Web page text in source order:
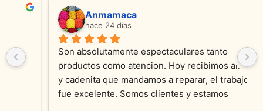
Anmamaca
hace 24 días
Son absolutamente espectaculares tanto
productos como atencion. Hoy recibimos alianza
y cadenita que mandamos a reparar, el trabajo
fue excelente. Somos clientes y estamos